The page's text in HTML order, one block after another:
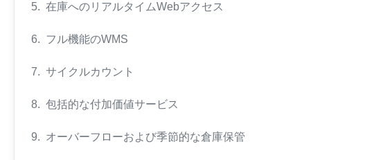
5. 在庫へのリアルタイムWebアクセス
6. フル機能のWMS
7. サイクルカウント
8. 包括的な付加価値サービス
9. オーバーフローおよび季節的な倉庫保管